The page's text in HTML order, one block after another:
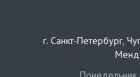
г. Санкт-Петербург,